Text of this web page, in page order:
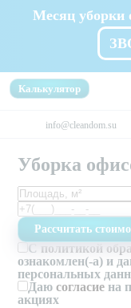
Месяц уборки
info@cleandom.su
Калькулятор
Уборка
С политикой
ознакомлен(-а) и
персональных
Даюсогласие на
акциях